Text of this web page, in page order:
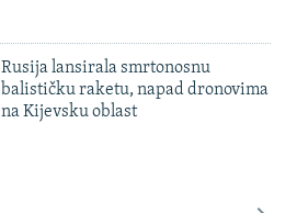
Rusija lansirala smrtonosnu
balističku raketu, napad dronovima
na Kijevsku oblast